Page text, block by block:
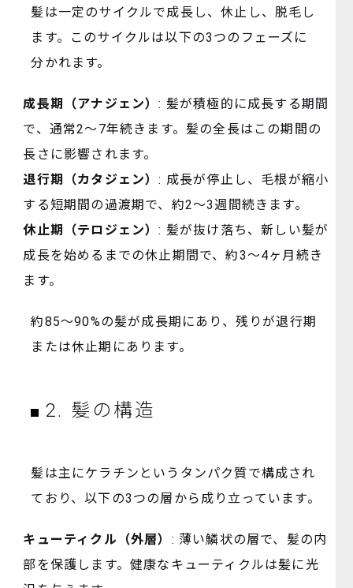
髪は一定のサイクルで成長し、休止し、脱毛し
ます。このサイクルは以下の3つのフェーズに
分かれます。
成長期（アナジェン）: 髪が積極的に成長する期間
で、通常2～7年続きます。髪の全長はこの期間の
長さに影響されます。
退行期（カタジェン）: 成長が停止し、毛根が縮小
する短期間の過渡期で、約2～3週間続きます。
休止期（テロジェン）: 髪が抜け落ち、新しい髪が
成長を始めるまでの休止期間で、約3～4ヶ月続き
ます。
約85～90%の髪が成長期にあり、残りが退行期
または休止期にあります。
2. 髪の構造
髪は主にケラチンというタンパク質で構成され
ており、以下の3つの層から成り立っています。
キューティクル（外層） : 薄い鱗状の層で、髪の内
部を保護します。健康なキューティクルは髪に光